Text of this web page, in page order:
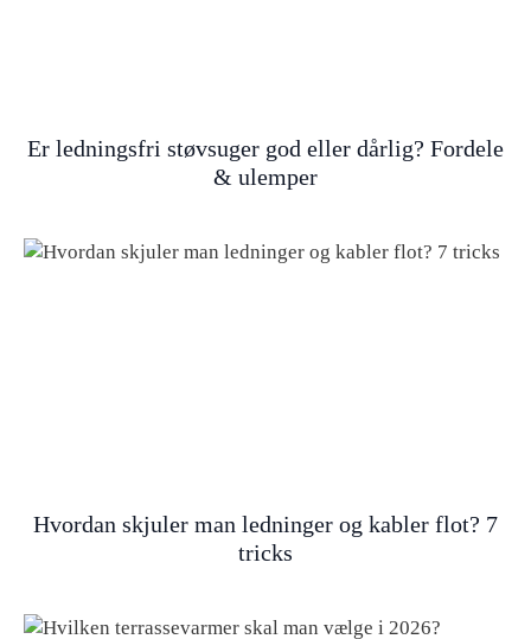
Er ledningsfri støvsuger god eller dårlig? Fordele
& ulemper
Hvordan skjuler man ledninger og kabler flot? 7
tricks